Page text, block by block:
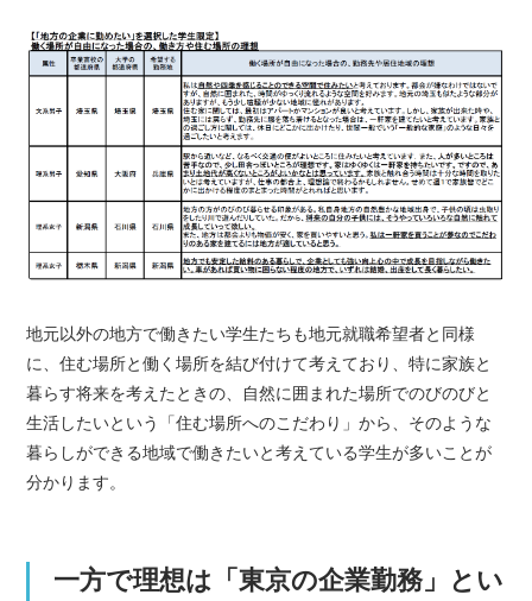
地元以外の地方で働きたい学生たちも地元就職希望者と同様
に、住む場所と働く場所を結び付けて考えており、特に家族と
暮らす将来を考えたときの、自然に囲まれた場所でのびのびと
生活したいという「住む場所へのこだわり」から、そのような
暮らしができる地域で働きたいと考えている学生が多いことが
分かります。
一方で理想は「東京の企業勤務」とい